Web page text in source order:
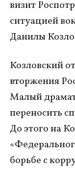
визит
ситуацией
Данилы
Козловский
вторжения
Малый
переносить
До этого на
борьбе с